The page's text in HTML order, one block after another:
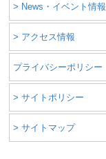
> News・イベント情報
> アクセス情報
プライバシーポリシー
> サイトポリシー
> サイトマップ